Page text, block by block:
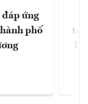
ứng
phố